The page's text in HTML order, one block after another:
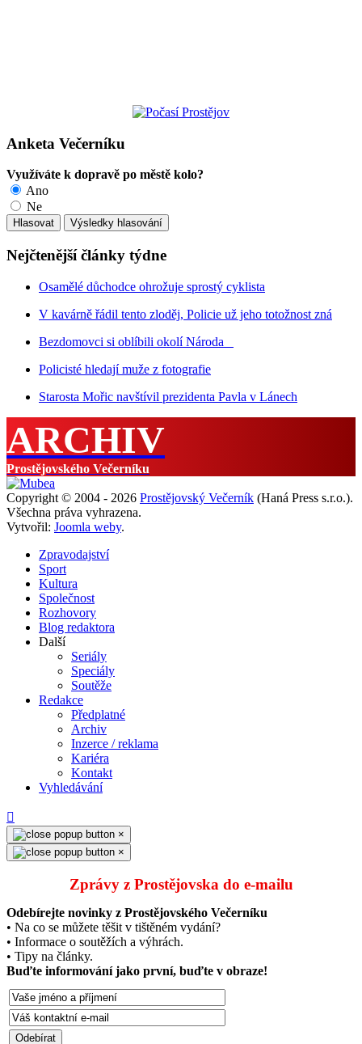
Anketa Večerníku
Využíváte k dopravě po městě kolo?
Ano
Ne
Nejčtenější články týdne
Osamělé důchodce ohrožuje sprostý cyklista
V kavárně řádil tento zloděj, Policie už jeho totožnost zná
Bezdomovci si oblíbili okolí Národa
Policisté hledají muže z fotografie
Starosta Mořic navštívil prezidenta Pavla v Lánech
ARCHIV
Prostějovského Večerníku
Copyright © 2004 - 2026 Prostějovský Večerník (Haná Press s.r.o.).
Všechna práva vyhrazena.
Vytvořil: Joomla weby.
Zpravodajství
Sport
Kultura
Společnost
Rozhovory
Blog redaktora
Další
Seriály
Speciály
Soutěže
Redakce
Předplatné
Archiv
Inzerce / reklama
Kariéra
Kontakt
Vyhledávání
×
×
Zprávy z Prostějovska do e‑mailu
Odebírejte novinky z Prostějovského Večerníku
• Na co se můžete těšit v tištěném vydání?
• Informace o soutěžích a výhrách.
• Tipy na články.
Buďte informování jako první, buďte v obraze!